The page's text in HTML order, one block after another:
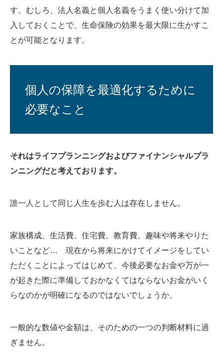
す。むしろ、法人名義と個人名義をうまく使い分けて加
入しておくことで、生命保険の効果を最大限に生かすこ
とが可能となります。
個人の保障を最適化するために
必要なこと
それはライフプランニングおよびファイナンシャルプラ
ンニングだと考えております。
誰一人として同じ人生を歩む人は存在しません。
家族構成、生活費、住宅費、教育費、趣味や将来やりた
いことなど… 現在から将来にかけてイメージをしてい
ただくことによってはじめて、今後必要なお金や万が一
が起きた際に準備しておかなくてはならないお金がいく
らなのかが明確になるのではないでしょうか。
一般的な数値や金額は、そのための一つの判断材料に過
ぎません。